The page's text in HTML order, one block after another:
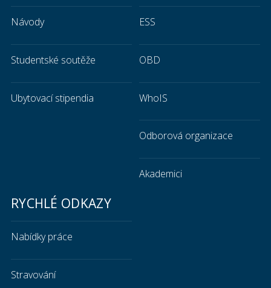
Návody
Studentské soutěže
Ubytovací stipendia
ESS
OBD
WhoIS
Odborová organizace
Akademici
RYCHLÉ ODKAZY
Nabídky práce
Stravování